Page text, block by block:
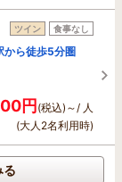
ツイン 食事なし
から徒歩5分圏
円(税込)～/ 人
(大人2名利用時)
る